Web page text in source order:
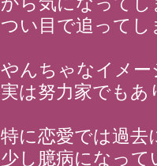
つい目で追って
やんちゃなイメ
実は努力家でも
特に恋愛では過去
少し臆病になっ